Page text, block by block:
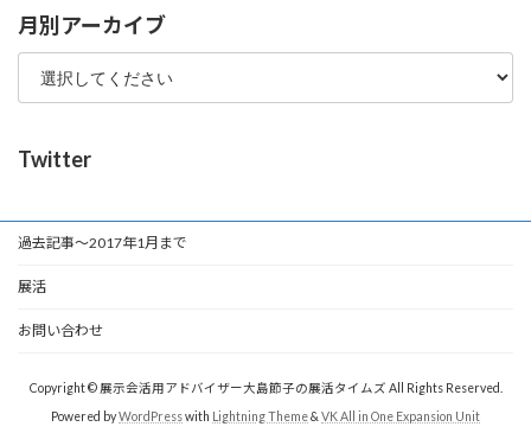
月別アーカイブ
Twitter
過去記事～2017年1月まで
展活
お問い合わせ
Copyright © 展示会活用アドバイザー大島節子の展活タイムズ All Rights Reserved.
Powered byWordPresswith Lightning Theme& VK All in One Expansion Unit